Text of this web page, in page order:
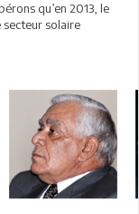
qu’en 2013, le
secteur solaire